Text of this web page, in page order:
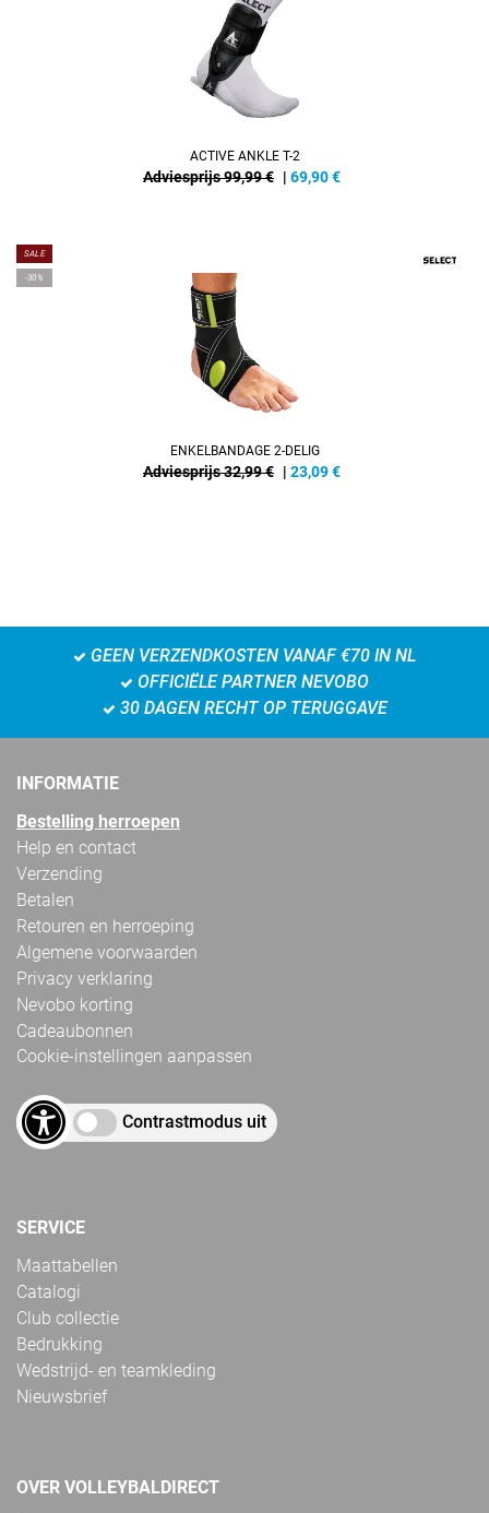
ACTIVE ANKLE T-2
Adviesprijs 99,99 € | 69,90€
SALE
-30%
ENKELBANDAGE 2-DELIG
Adviesprijs 32,99 € | 23,09€
GEEN VERZENDKOSTEN VANAF €70 IN NL
OFFICIËLE PARTNER NEVOBO
30 DAGEN RECHT OP TERUGGAVE
INFORMATIE
Bestelling herroepen
Help en contact
Verzending
Betalen
Retouren en herroeping
Algemene voorwaarden
Privacy verklaring
Nevobo korting
Cadeaubonnen
Cookie-instellingen aanpassen
Contrastmodus uit
SERVICE
Maattabellen
Catalogi
Club collectie
Bedrukking
Wedstrijd- en teamkleding
Nieuwsbrief
OVER VOLLEYBALDIRECT